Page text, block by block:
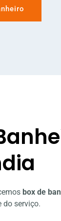
box de
do serviço.